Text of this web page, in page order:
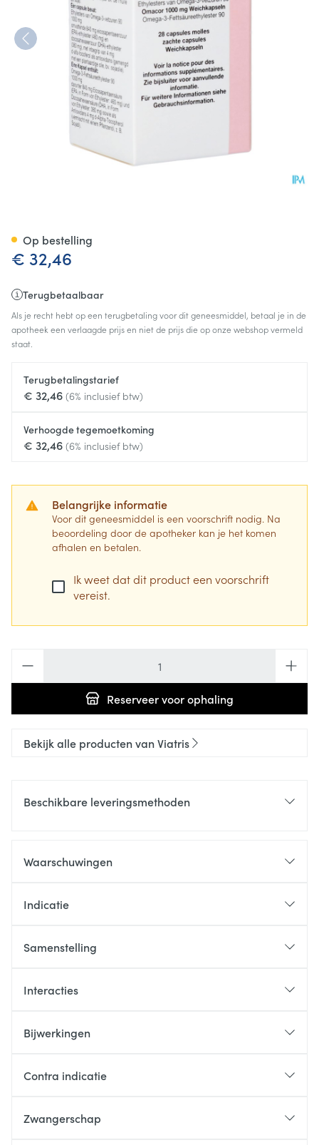
€ 32,46
Terugbetaalbaar
Als je recht hebt op een terugbetaling voor dit geneesmiddel, betaal je in de
apotheek een verlaagde prijs en niet de prijs die op onze webshop vermeld
staat.
Terugbetalingstarief
€ 32,46 (6% inclusief btw)
Verhoogde tegemoetkoming
€ 32,46 (6% inclusief btw)
Belangrijke informatie
Voor dit geneesmiddel is een voorschrift nodig. Na
beoordeling door de apotheker kan je het komen
afhalen en betalen.
Ik weet dat dit product een voorschrift
vereist.
Reserveervoor ophaling
Op bestelling
Bekijk alle producten van Viatris
Beschikbare leveringsmethoden
Waarschuwingen
Indicatie
Samenstelling
Interacties
Bijwerkingen
Contra indicatie
Zwangerschap